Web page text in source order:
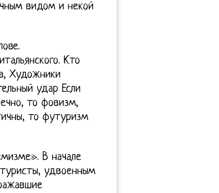
видом и некой
Кто
Художники
удар Если
то фовизм,
то футуризм
В начале
удвоенным